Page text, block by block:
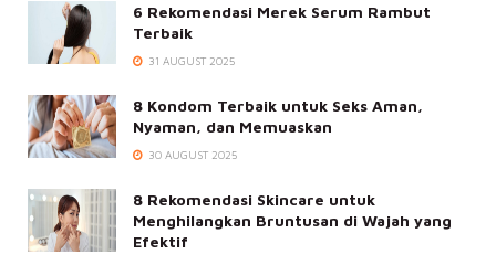
6 Rekomendasi Merek Serum Rambut
Terbaik
31 AUGUST 2025
8 Kondom Terbaik untuk Seks Aman,
Nyaman, dan Memuaskan
30 AUGUST 2025
8 Rekomendasi Skincare untuk
Menghilangkan Bruntusan di Wajah yang
Efektif